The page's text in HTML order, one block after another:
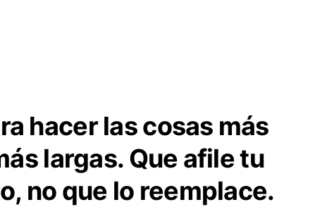
hacer las cosas más
largas. Que afile tu
no que lo reemplace.